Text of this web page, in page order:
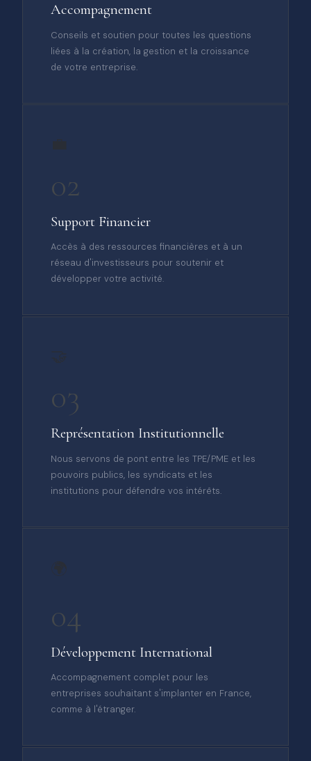
Accompagnement
Conseils et soutien pour toutes les questions
liées à la création, la gestion et la croissance
de votre entreprise.
02
Support Financier
Accès à des ressources financières et à un
réseau d'investisseurs pour soutenir et
développer votre activité.
03
Représentation Institutionnelle
Nous servons de pont entre les TPE/PME et les
pouvoirs publics, les syndicats et les
institutions pour défendre vos intérêts.
04
Développement International
Accompagnement complet pour les
entreprises souhaitant s'implanter en France,
comme à l'étranger.